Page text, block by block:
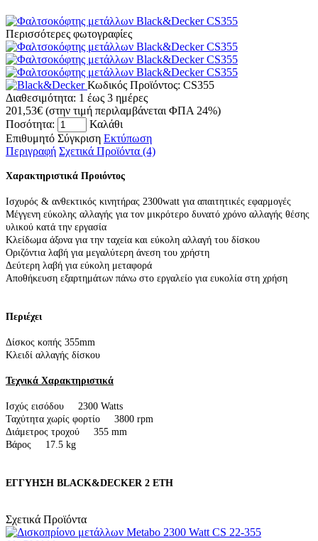
Περισσότερες φωτογραφίες
Κωδικός Προϊόντος: CS355
Διαθεσιμότητα: 1 έως 3 ημέρες
201,53€ (στην τιμή περιλαμβάνεται ΦΠΑ 24%)
Ποσότητα:
Καλάθι
Επιθυμητό Σύγκριση Εκτύπωση
Περιγραφή Σχετικά Προϊόντα (4)
Χαρακτηριστικά Προιόντος
Ισχυρός & ανθεκτικός κινητήρας 2300watt για απαιτητικές εφαρμογές
Μέγγενη εύκολης αλλαγής για τον μικρότερο δυνατό χρόνο αλλαγής θέσης
υλικού κατά την εργασία
Κλείδωμα άξονα για την ταχεία και εύκολη αλλαγή του δίσκου
Οριζόντια λαβή για μεγαλύτερη άνεση του χρήστη
Δεύτερη λαβή για εύκολη μεταφορά
Αποθήκευση εξαρτημάτων πάνω στο εργαλείο για ευκολία στη χρήση
Περιέχει
Δίσκος κοπής 355mm
Κλειδί αλλαγής δίσκου
Τεχνικά Χαρακτηριστικά
Ισχύς εισόδου 2300 Watts
Ταχύτητα χωρίς φορτίο 3800 rpm
Διάμετρος τροχού 355 mm
Βάρος 17.5 kg
ΕΓΓΥΗΣΗ BLACK&DECKER 2 ΕΤΗ
Σχετικά Προϊόντα